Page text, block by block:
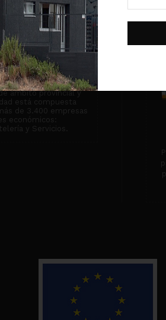
centenaria dedicada
y que actualmente
de Burgos
ámbito provincial y
está compuesta
de 3.400 empresas
económicos:
y Servicios.